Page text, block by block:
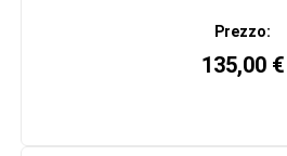
Prezzo:
135,00 €